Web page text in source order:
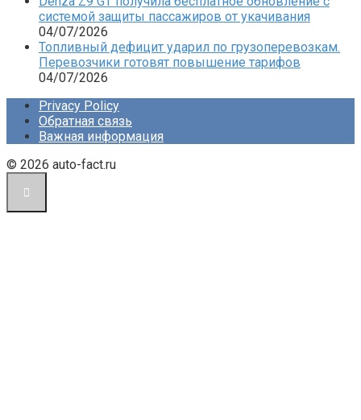
системой защиты пассажиров от укачивания
04/07/2026
Топливный дефицит ударил по грузоперевозкам.
Перевозчики готовят повышение тарифов
04/07/2026
Privacy Policy
Обратная связь
Важная информация
© 2026 auto-fact.ru